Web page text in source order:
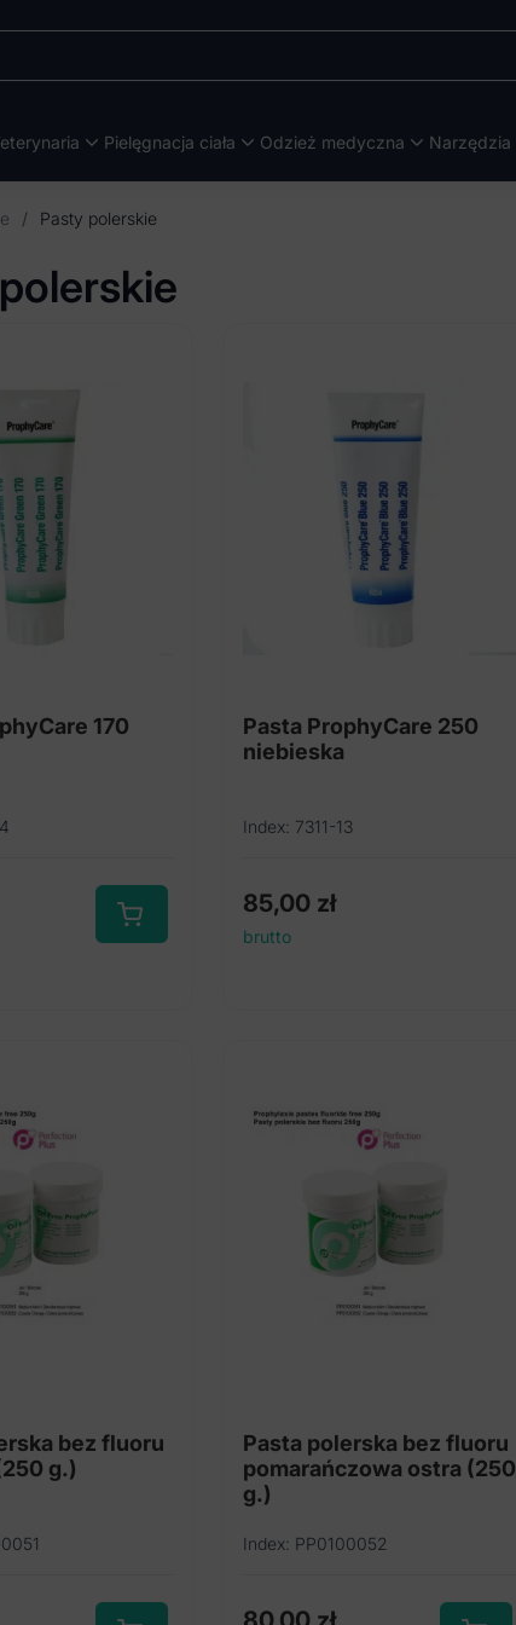
Pielęgnacja ciała Odzież medyczna Narzędzia
/ Pasty polerskie
170
Pasta ProphyCare 250
niebieska
Index: 7311-13
85,00 zł
brutto
bez fluoru
g.)
Pasta polerska bez fluoru
pomarańczowa ostra (250
g.)
Index: PP0100052